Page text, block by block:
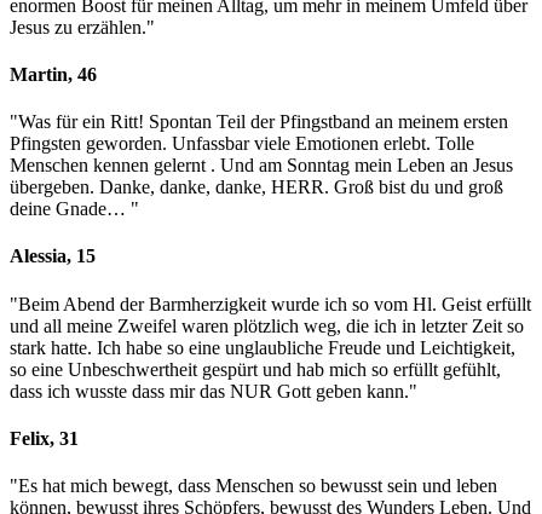
enormen Boost für meinen Alltag, um mehr in meinem Umfeld über
Jesus zu erzählen."
Martin, 46
"Was für ein Ritt! Spontan Teil der Pfingstband an meinem ersten
Pfingsten geworden. Unfassbar viele Emotionen erlebt. Tolle
Menschen kennen gelernt . Und am Sonntag mein Leben an Jesus
übergeben. Danke, danke, danke, HERR. Groß bist du und groß
deine Gnade… "
Alessia, 15
"Beim Abend der Barmherzigkeit wurde ich so vom Hl. Geist erfüllt
und all meine Zweifel waren plötzlich weg, die ich in letzter Zeit so
stark hatte. Ich habe so eine unglaubliche Freude und Leichtigkeit,
so eine Unbeschwertheit gespürt und hab mich so erfüllt gefühlt,
dass ich wusste dass mir das NUR Gott geben kann."
Felix, 31
"Es hat mich bewegt, dass Menschen so bewusst sein und leben
können, bewusst ihres Schöpfers, bewusst des Wunders Leben. Und